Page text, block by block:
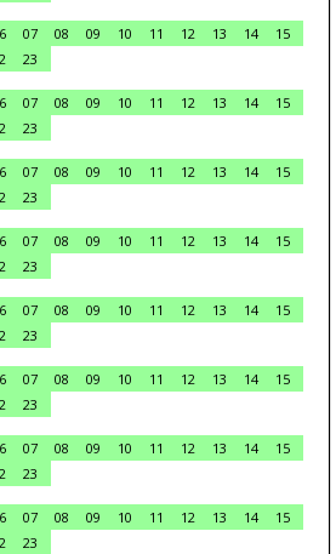
07 08 09 10 11 12 13 14
15
23
07 08 09 10 11 12 13 14
15
23
07 08 09 10 11 12 13 14
15
23
07 08 09 10 11 12 13 14
15
23
07 08 09 10 11 12 13 14
15
23
07 08 09 10 11 12 13 14
15
23
07 08 09 10 11 12 13 14
15
23
07 08 09 10 11 12 13 14
15
23